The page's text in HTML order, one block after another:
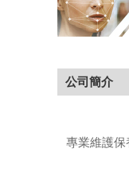
公司簡介
專業維護保